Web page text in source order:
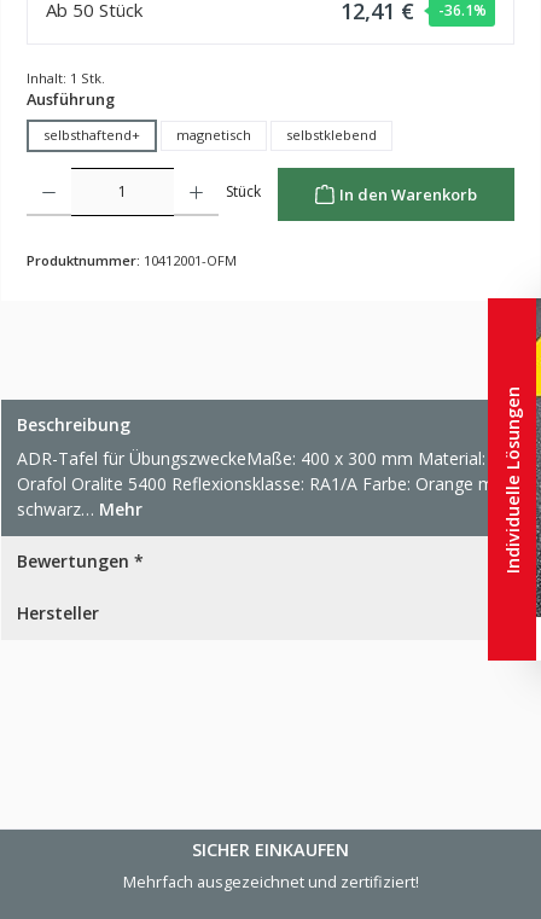
Ab 50 Stück 12,41 € -36.1%
Inhalt: 1 Stk.
Ausführungauswählen
selbsthaftend+ magnetisch selbstklebend
Produkt Anzahl: Gib den gewünschten Wert ein oder benutze die Schaltflächen um die Anzahl
Stück In den Warenkorb
Produktnummer: 10412001-OFM
Beschreibung
ADR-Tafel für ÜbungszweckeMaße: 400 x 300 mm Material:
Orafol Oralite 5400 Reflexionsklasse: RA1/A Farbe: Orange mit
schwarz… Mehr
Bewertungen *
Hersteller
SICHER EINKAUFEN
Mehrfach ausgezeichnet und zertifiziert!
Individuelle Lösungen